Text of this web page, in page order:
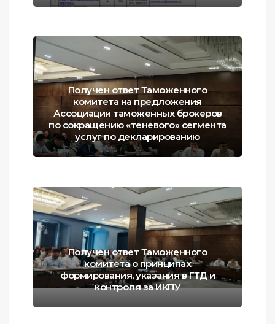
Получен ответ Таможенного
комитета на предложения
Ассоциации таможенных брокеров
по сокращению «теневого» сегмента
услуг по декларированию
Получен ответ Таможенного
комитета о принципах
формирования, указания в ГТД и
контроля за ИКПУ